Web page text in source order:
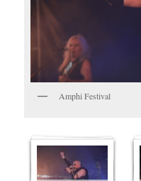
Amphi Festival